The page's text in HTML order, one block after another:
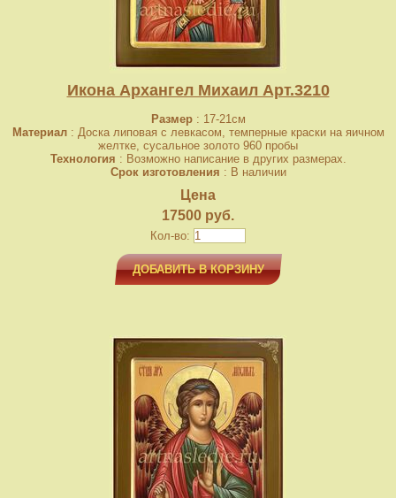
Икона Архангел Михаил Арт.3210
Размер: 17-21см
Материал: Доска липовая с левкасом, темперные краски на яичном
желтке, сусальное золото 960 пробы
Технология : Возможно написание в других размерах.
Срок изготовления : В наличии
Цена
17500 руб.
Кол-во:
ДОБАВИТЬ В КОРЗИНУ